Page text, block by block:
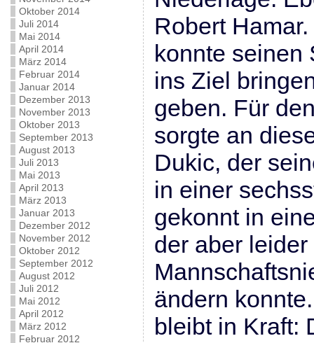
Oktober 2014
Juli 2014
Mai 2014
April 2014
März 2014
Februar 2014
Januar 2014
Dezember 2013
November 2013
Oktober 2013
September 2013
August 2013
Juli 2013
Mai 2013
April 2013
März 2013
Januar 2013
Dezember 2012
November 2012
Oktober 2012
September 2012
August 2012
Juli 2012
Mai 2012
April 2012
März 2012
Februar 2012
Robert
konnte seinen
ins Ziel
geben. Für
sorgte an
Dukic, der
in einer
gekonnt in
der aber
ändern
bleibt in Kraft: